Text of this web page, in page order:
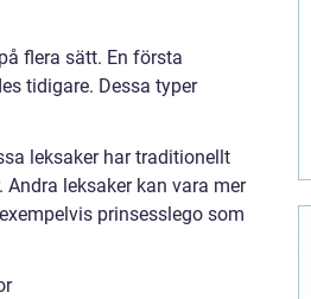
flera sätt. En första
tidigare. Dessa typer
leksaker har traditionellt
leksaker kan vara mer
prinsesslego som